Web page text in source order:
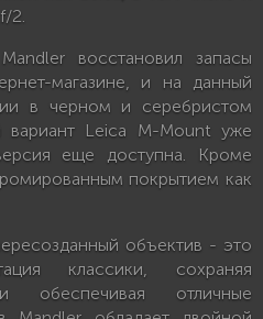
2.
восстановил запасы
магазине, и на данный
в черном и серебристом
вариант Leica M-Mount уже
еще доступна. Кроме
покрытием как
объектив - это
классики, сохраняя
обеспечивая отличные